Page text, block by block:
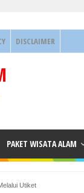
DISCLAIMER
PAKET WISATA ALAM
Utiket